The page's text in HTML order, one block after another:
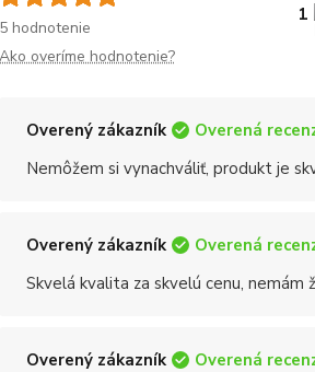
5 hodnotenie
1
overíme hodnotenie?
Overený zákazník Overená
Nemôžem si vynachváliť, produkt je
Overený zákazník Overená
Skvelá kvalita za skvelú cenu, nemám
Overený zákazník Overená